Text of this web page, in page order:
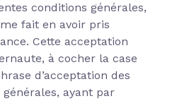
conditions générales,
fait en avoir pris
Cette acceptation
à cocher la case
d’acceptation des
ayant par